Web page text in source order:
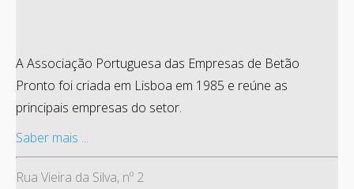
A Associação Portuguesa das Empresas de Betão
Pronto foi criada em Lisboa em 1985 e reúne as
principais empresas do setor.
Saber mais ...
Rua Vieira da Silva, nº 2